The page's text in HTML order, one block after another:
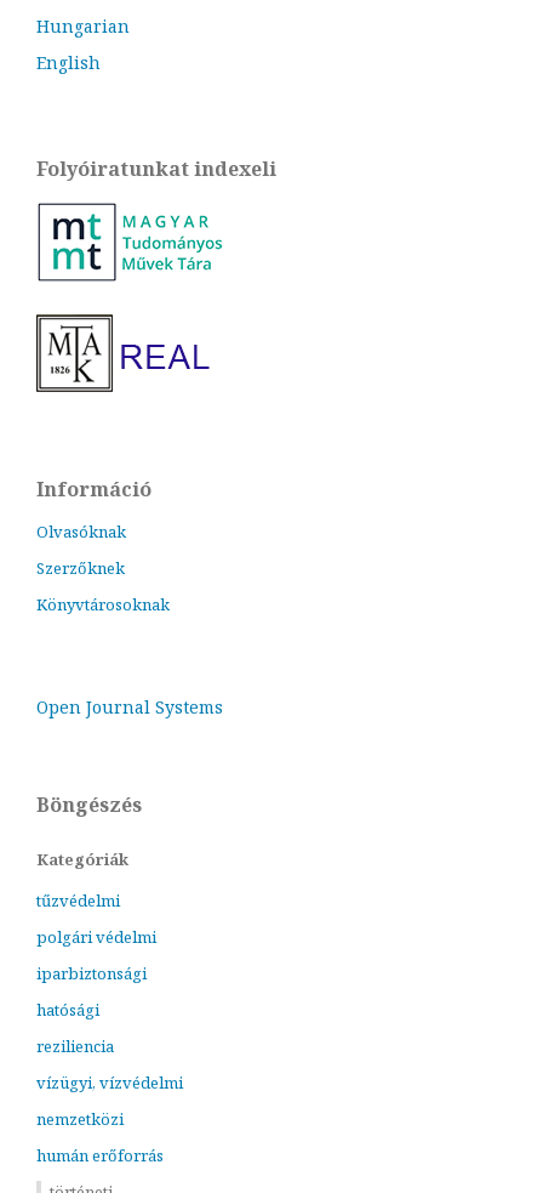
Hungarian
English
Folyóiratunkat indexeli
Információ
Olvasóknak
Szerzőknek
Könyvtárosoknak
Open Journal Systems
Böngészés
Kategóriák
tűzvédelmi
polgári védelmi
iparbiztonsági
hatósági
reziliencia
vízügyi, vízvédelmi
nemzetközi
humán erőforrás